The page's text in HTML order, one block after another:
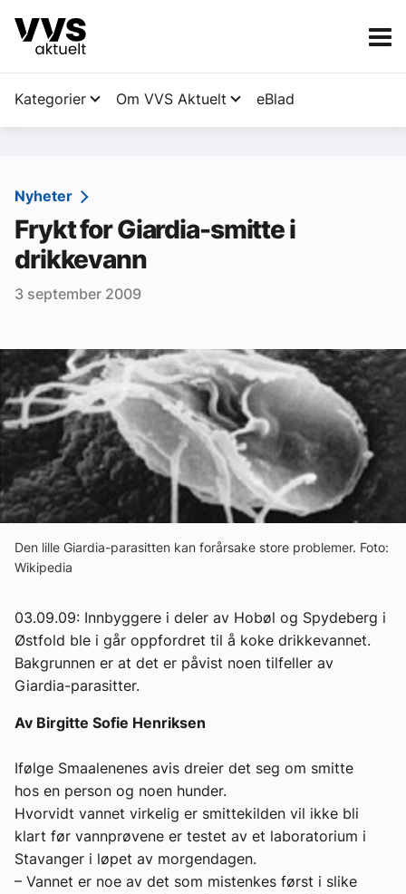
Kategorier Om VVS Aktuelt eBlad
Sanitær
Ventilasjon
Varme og energi
Byggautomasjon
Aktuelle prosjekter
Om VVS Aktuelt
Kontakt oss:
Abonner på fagbladet Byggfakta Nyheter
Annonsere i VVS Aktuelt
Tips oss
eBlad
Nyheter
Frykt for Giardia-smitte i
drikkevann
3 september 2009
Den lille Giardia-parasitten kan forårsake store problemer. Foto:
Wikipedia
03.09.09: Innbyggere i deler av Hobøl og Spydeberg i
Østfold ble i går oppfordret til å koke drikkevannet.
Bakgrunnen er at det er påvist noen tilfeller av
Giardia-parasitter.
Av Birgitte Sofie Henriksen
Ifølge Smaalenenes avis dreier det seg om smitte
hos en person og noen hunder.
Hvorvidt vannet virkelig er smittekilden vil ikke bli
klart før vannprøvene er testet av et laboratorium i
Stavanger i løpet av morgendagen.
– Vannet er noe av det som mistenkes først i slike